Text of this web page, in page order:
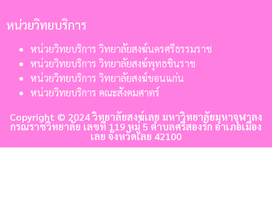
หน่วยวิทยบริการ
หน่วยวิทยบริการ วิทยาลัยสงฆ์นครศรีธรรมราช
หน่วยวิทยบริการ วิทยาลัยสงฆ์พุทธชินราช
หน่วยวิทยบริการ วิทยาลัยสงฆ์ขอนแก่น
หน่วยวิทยบริการ คณะสังคมศาตร์
Copyright © 2024 วิทยาลัยสงฆ์เลย มหาวิทยาลัยมหาจุฬาลง
กรณราชวิทยาลัย เลขที่ 119 หมู่ 5 ตำบลศรีสองรัก อำเภอเมือง
เลย จังหวัดเลย 42100